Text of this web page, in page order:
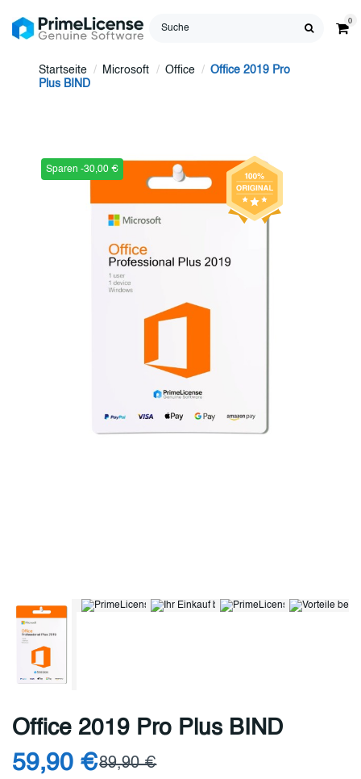
0
Startseite Microsoft Office
Office 2019 Pro
Plus BIND
Sparen -30,00 €
Office 2019 Pro Plus BIND
59,90 €89,90 €